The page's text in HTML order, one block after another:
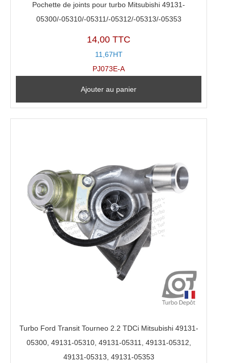
Pochette de joints pour turbo Mitsubishi 49131-
05300/-05310/-05311/-05312/-05313/-05353
14,00 TTC
11,67HT
PJ073E-A
Ajouter au panier
Turbo Ford Transit Tourneo 2.2 TDCi Mitsubishi 49131-
05300, 49131-05310, 49131-05311, 49131-05312,
49131-05313, 49131-05353